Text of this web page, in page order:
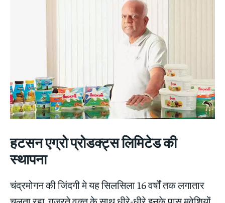
हटसन एग्रो प्रोडक्ट्स लिमिटेड की
स्थापना
चंद्रमोगन की जिंदगी मे यह सिलसिला 16 वर्षों तक लगातार